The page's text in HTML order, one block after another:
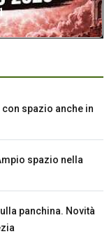
spazio anche in
spazio nella
panchina. Novità